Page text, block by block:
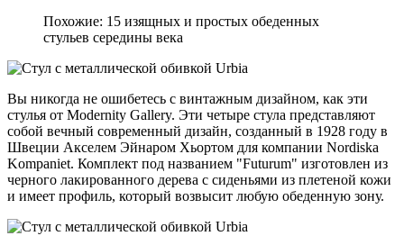
Похожие: 15 изящных и простых обеденных
стульев середины века
Вы никогда не ошибетесь с винтажным дизайном, как эти
стулья от Modernity Gallery. Эти четыре стула представляют
собой вечный современный дизайн, созданный в 1928 году в
Швеции Акселем Эйнаром Хьортом для компании Nordiska
Kompaniet. Комплект под названием "Futurum" изготовлен из
черного лакированного дерева с сиденьями из плетеной кожи
и имеет профиль, который возвысит любую обеденную зону.